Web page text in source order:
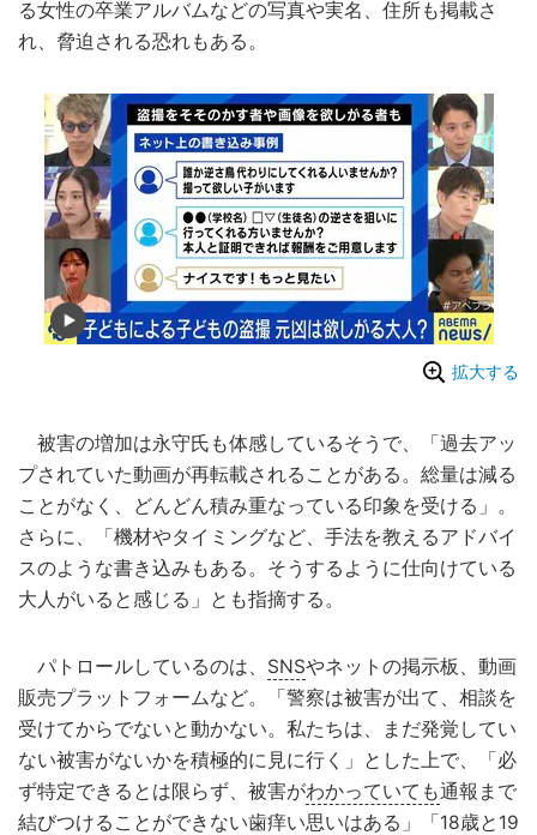
る女性の卒業アルバムなどの写真や実名、住所も掲載さ
れ、脅迫される恐れもある。
拡大する
被害の増加は永守氏も体感しているそうで、「過去アッ
プされていた動画が再転載されることがある。総量は減る
ことがなく、どんどん積み重なっている印象を受ける」。
さらに、「機材やタイミングなど、手法を教えるアドバイ
スのような書き込みもある。そうするように仕向けている
大人がいると感じる」とも指摘する。
パトロールしているのは、 SNSやネットの掲示板、動画
販売プラットフォームなど。「警察は被害が出て、相談を
受けてからでないと動かない。私たちは、まだ発覚してい
ない被害がないかを積極的に見に行く」とした上で、「必
ず特定できるとは限らず、被害がわかっていても通報まで
結びつけることができない歯痒い思いはある」「18歳と19